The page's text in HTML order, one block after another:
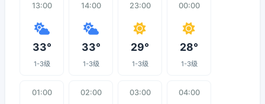
13:00
33°
1-3级
14:00
33°
1-3级
23:00
29°
1-3级
00:00
28°
1-3级
01:00 02:00 03:00 04:00